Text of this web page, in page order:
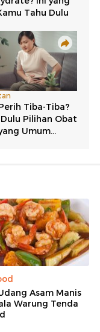
Asam Manis
Warung Tenda